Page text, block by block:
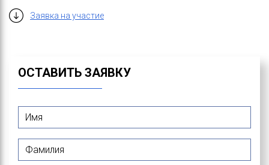
Заявка на участие
ОСТАВИТЬ ЗАЯВКУ